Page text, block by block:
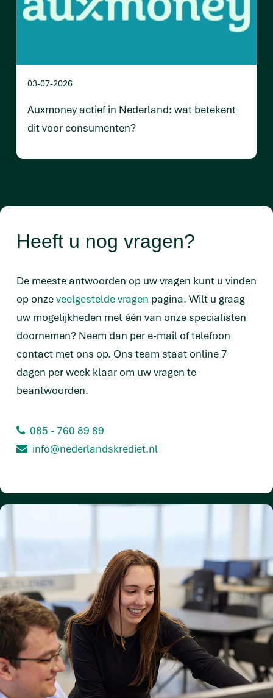
03-07-2026
Auxmoney actief in Nederland: wat betekent
dit voor consumenten?
Heeft u nog vragen?
De meeste antwoorden op uw vragen kunt u vinden
op onzeveelgestelde vragen pagina. Wilt u graag
uw mogelijkheden met één van onze specialisten
doornemen? Neem dan per e-mail of telefoon
contact met ons op. Ons team staat online 7
dagen per week klaar om uw vragen te
beantwoorden.
085 - 760 89 89
info@nederlandskrediet.nl